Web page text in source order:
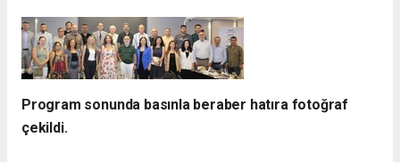
Program sonunda basınla beraber hatıra fotoğraf
çekildi.